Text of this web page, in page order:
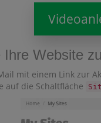
Website
mit einem Link zur
auf die Schaltfläche